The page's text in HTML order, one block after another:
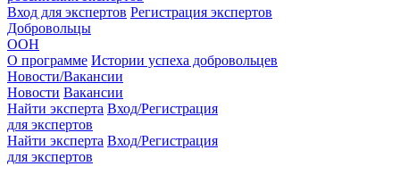
Вход для экспертов Регистрация экспертов
Добровольцы
ООН
О программе Истории успеха добровольцев
Новости/Вакансии
Новости Вакансии
Найти эксперта Вход/Регистрация
для экспертов
Найти эксперта Вход/Регистрация
для экспертов